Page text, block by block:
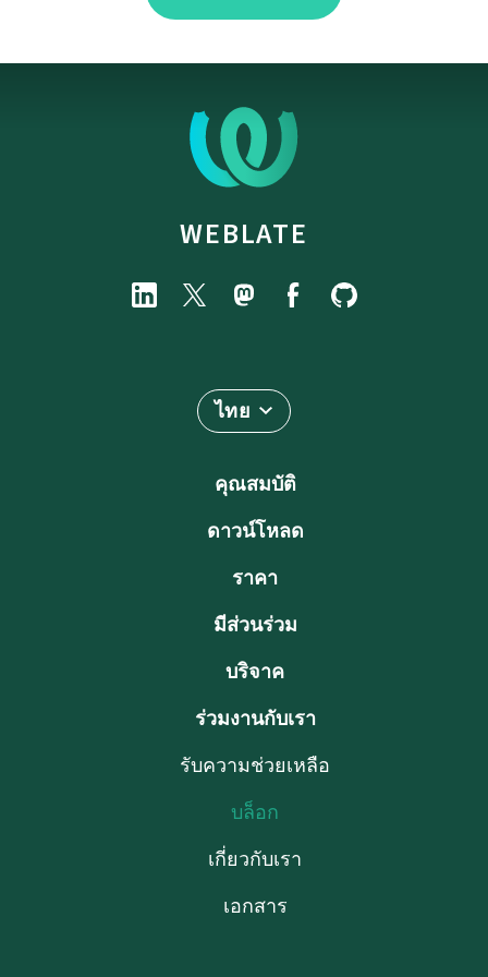
WEBLATE
ไทย
คุณสมบัติ
ดาวน์โหลด
ราคา
มีส่วนร่วม
บริจาค
ร่วมงานกับเรา
รับความช่วยเหลือ
บล็อก
เกี่ยวกับเรา
เอกสาร